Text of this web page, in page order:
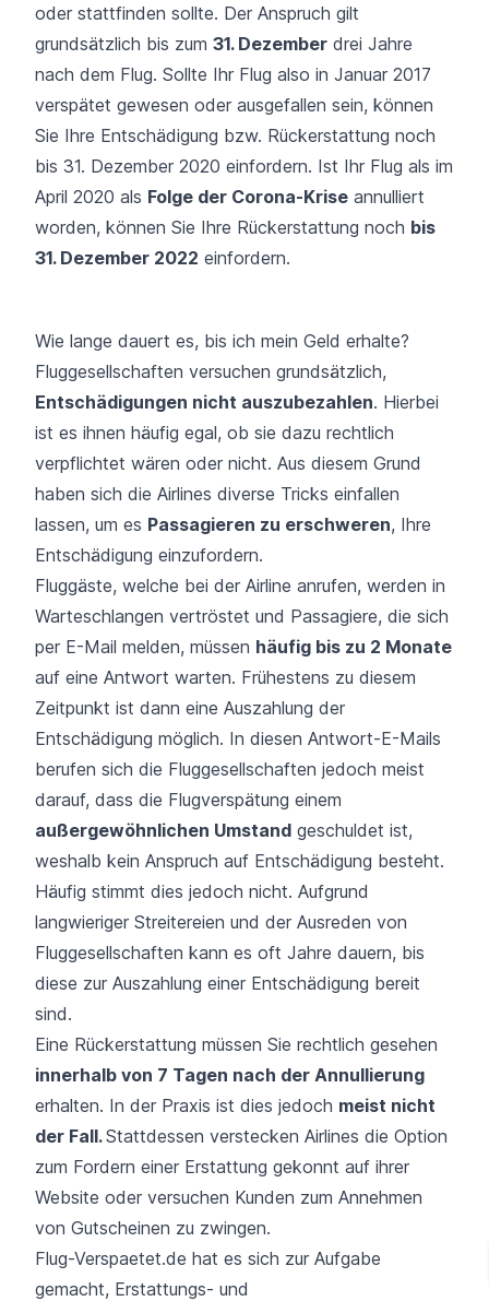
oder stattfinden sollte. Der Anspruch gilt
grundsätzlich bis zum 31. Dezember drei Jahre
nach dem Flug. Sollte Ihr Flug also in Januar 2017
verspätet gewesen oder ausgefallen sein, können
Sie Ihre Entschädigung bzw. Rückerstattung noch
bis 31. Dezember 2020 einfordern. Ist Ihr Flug als im
April 2020 als Folge der Corona-Krise annulliert
worden, können Sie Ihre Rückerstattung noch bis
31. Dezember 2022 einfordern.
Wie lange dauert es, bis ich mein Geld erhalte?
Fluggesellschaften versuchen grundsätzlich,
Entschädigungen nicht auszubezahlen. Hierbei
ist es ihnen häufig egal, ob sie dazu rechtlich
verpflichtet wären oder nicht. Aus diesem Grund
haben sich die Airlines diverse Tricks einfallen
lassen, um es Passagieren zu erschweren, Ihre
Entschädigung einzufordern.
Fluggäste, welche bei der Airline anrufen, werden in
Warteschlangen vertröstet und Passagiere, die sich
per E-Mail melden, müssen häufig bis zu 2 Monate
auf eine Antwort warten. Frühestens zu diesem
Zeitpunkt ist dann eine Auszahlung der
Entschädigung möglich. In diesen Antwort-E-Mails
berufen sich die Fluggesellschaften jedoch meist
darauf, dass die Flugverspätung einem
außergewöhnlichen Umstand geschuldet ist,
weshalb kein Anspruch auf Entschädigung besteht.
Häufig stimmt dies jedoch nicht. Aufgrund
langwieriger Streitereien und der Ausreden von
Fluggesellschaften kann es oft Jahre dauern, bis
diese zur Auszahlung einer Entschädigung bereit
sind.
Eine Rückerstattung müssen Sie rechtlich gesehen
innerhalb von 7 Tagen nach der Annullierung
erhalten. In der Praxis ist dies jedoch meist nicht
der Fall.Stattdessen verstecken Airlines die Option
zum Fordern einer Erstattung gekonnt auf ihrer
Website oder versuchen Kunden zum Annehmen
von Gutscheinen zu zwingen.
Flug-Verspaetet.de hat es sich zur Aufgabe
gemacht, Erstattungs- und